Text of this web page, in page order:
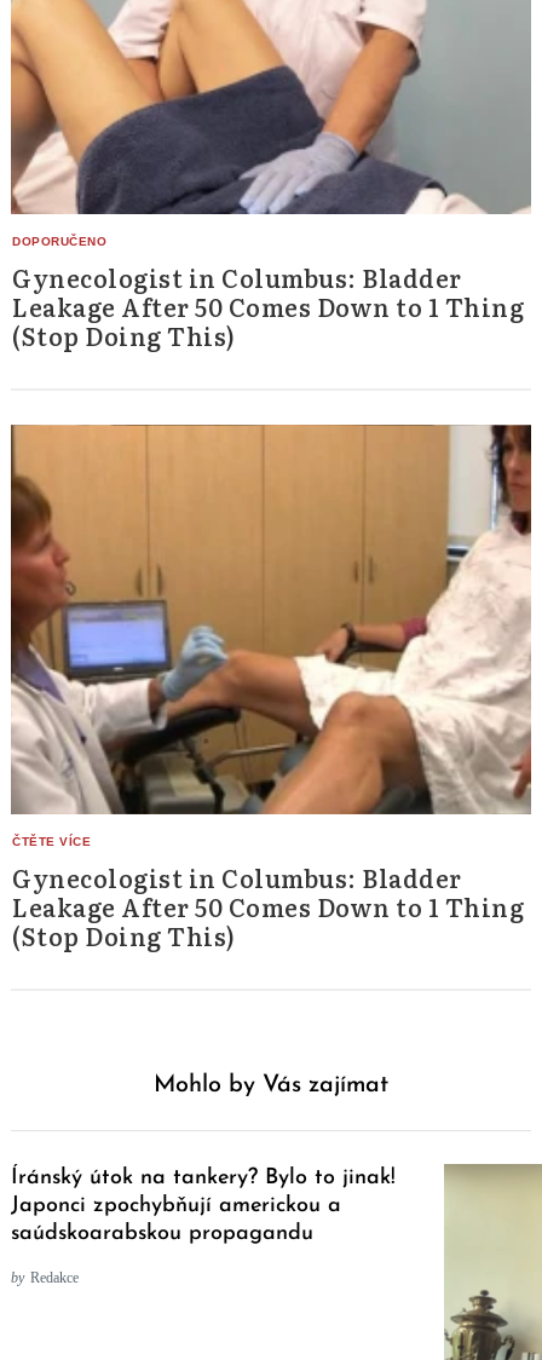
Gynecologist in Columbus: Bladder
Leakage After 50 Comes Down to 1 Thing
(Stop Doing This)
Gynecologist in Columbus: Bladder
Leakage After 50 Comes Down to 1 Thing
(Stop Doing This)
Mohlo by Vás zajímat
Íránský útok na tankery? Bylo to jinak!
Japonci zpochybňují americkou a
saúdskoarabskou propagandu
by Redakce